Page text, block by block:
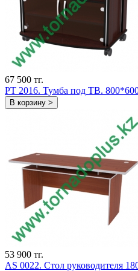
67 500 тг.
PT 2016. Тумба под ТВ.
В корзину >
53 900 тг.
AS 0022. Стол руководителя